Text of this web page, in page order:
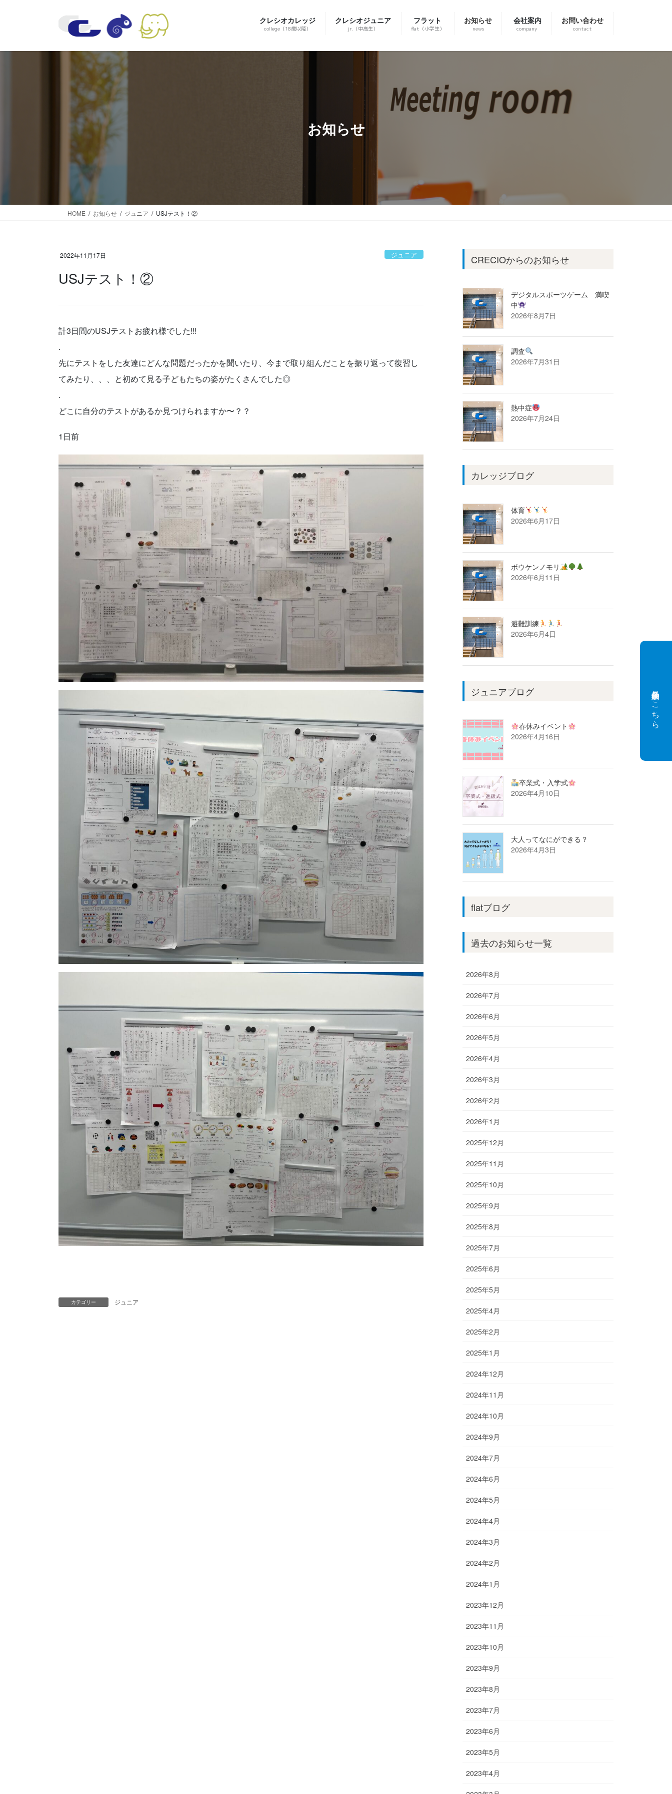
ツ
シ
クレシオカレッジ
college（18歳以降）
クレシオジュニア
jr.（中高生）
フラット
flat（小学生）
お知らせ
news
会社案内
company
お問い合わせ
contact
見学会予約はこちら
お知らせ
HOME お知らせ ジュニア USJテスト！②
2022年11月17日 ジュニア
USJテスト！②
計3日間のUSJテストお疲れ様でした!!!
.
先にテストをした友達にどんな問題だったかを聞いたり、今まで取り組んだことを振り返って復習し
てみたり、、、と初めて見る子どもたちの姿がたくさんでした◎
.
どこに自分のテストがあるか見つけられますか〜？？
1日前
カテゴリー ジュニア
CRECIOからのお知らせ
デジタルスポーツゲーム 満喫
中
2026年8月7日
調査
2026年7月31日
熱中症
2026年7月24日
カレッジブログ
体育
2026年6月17日
ボウケンノモリ
2026年6月11日
避難訓練
2026年6月4日
ジュニアブログ
春休みイベント
2026年4月16日
卒業式・入学式
2026年4月10日
大人ってなにができる？
2026年4月3日
flatブログ
過去のお知らせ一覧
2026年8月
2026年7月
2026年6月
2026年5月
2026年4月
2026年3月
2026年2月
2026年1月
2025年12月
2025年11月
2025年10月
2025年9月
2025年8月
2025年7月
2025年6月
2025年5月
2025年4月
2025年2月
2025年1月
2024年12月
2024年11月
2024年10月
2024年9月
2024年7月
2024年6月
2024年5月
2024年4月
2024年3月
2024年2月
2024年1月
2023年12月
2023年11月
2023年10月
2023年9月
2023年8月
2023年7月
2023年6月
2023年5月
2023年4月